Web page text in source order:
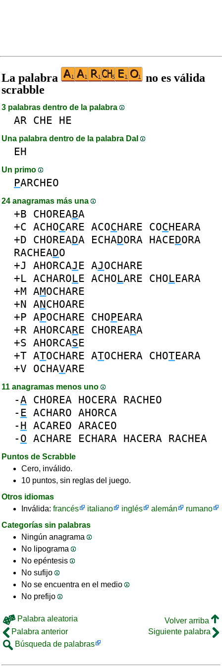
La palabra
no es válida
scrabble
3 palabras dentro de la palabra
AR CHE HE
Una palabra dentro de la palabra DaI
EH
Un primo
PARCHEO
24 anagramas más una
+B CHOREABA
+C ACHOCARE ACOCHARE COCHEARA
+D CHOREADA ECHADORA HACEDORA
RACHEADO
+J AHORCAJ E AJOCHARE
+L ACHAROLE ACHOLARE CHOLEARA
+M AMOCHARE
+N ANCHOARE
+P APOCHARE CHOPEARA
+R AHORCARE CHOREARA
+S AHORCASE
+T ATOCHARE ATOCHERA CHOTEARA
+V OCHAVARE
11 anagramas menos uno
-A CHOREA HOCERA RACHEO
- E ACHARO AHORCA
- H ACAREO ARACEO
- O ACHARE ECHARA HACERA RACHEA
Puntos de Scrabble
Cero, inválido.
10 puntos, sin reglas del juego.
Otros idiomas
Inválida: francés italiano inglés alemán
rumano
Categorías sin palabras
Ningún anagrama
No lipograma
No epéntesis
No sufijo
No se encuentra en el medio
No prefijo
Palabra aleatoria
Volver arriba
Palabra anterior
Siguiente palabra
Búsqueda de palabras